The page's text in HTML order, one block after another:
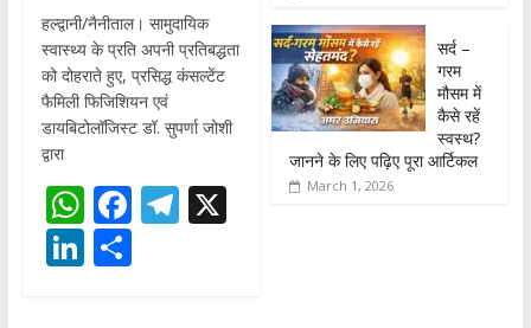
हल्द्वानी/नैनीताल। सामुदायिक
स्वास्थ्य के प्रति अपनी प्रतिबद्धता
को दोहराते हुए, प्रसिद्ध कंसल्टेंट
फैमिली फिजिशियन एवं
डायबिटोलॉजिस्ट डॉ. सुपर्णा जोशी
द्वारा
W
h
at
F
ac
e
T X
Li S
सर्द –
गरम
मौसम में
कैसे रहें
स्वस्थ?
जानने के लिए पढ़िए पूरा आर्टिकल
March 1, 2026